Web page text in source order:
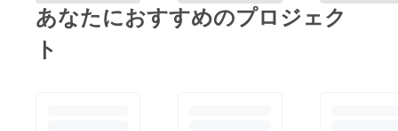
あなたにおすすめのプロジェク
ト